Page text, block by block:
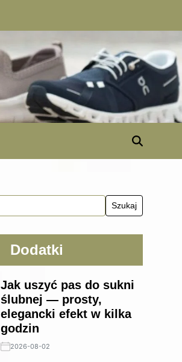
Dodatki
Jak uszyć pas do sukni
ślubnej — prosty,
elegancki efekt w kilka
godzin
2026-08-02